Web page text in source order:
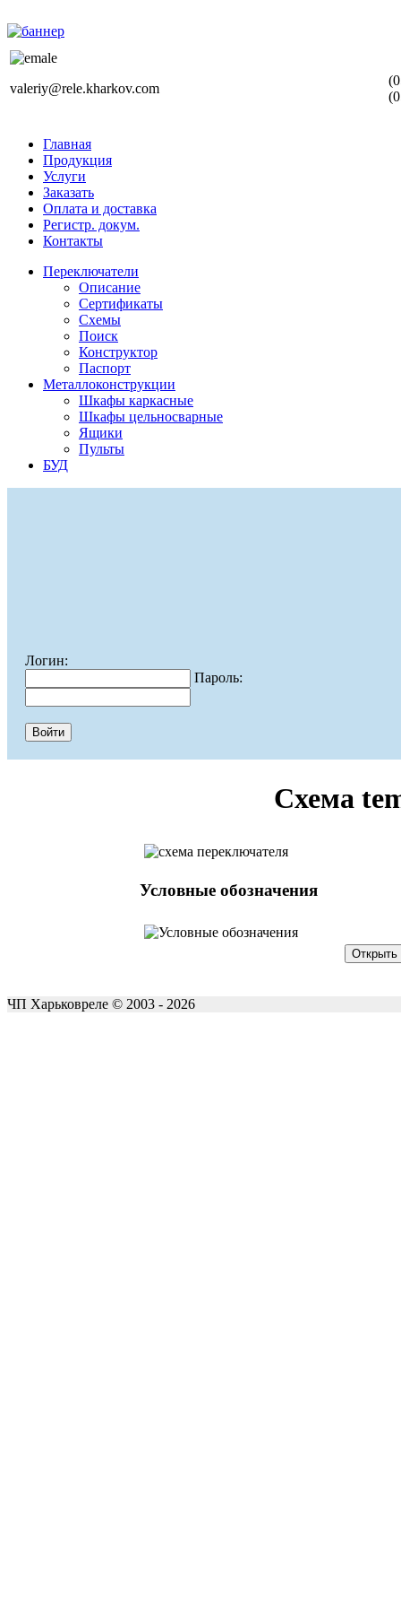
valeriy@rele.kharkov.com
Главная
Продукция
Услуги
Заказать
Оплата и доставка
Регистр. докум.
Контакты
Переключатели
Описание
Сертификаты
Схемы
Поиск
Конструктор
Паспорт
Металлоконструкции
Шкафы каркасные
Шкафы цельносварные
Ящики
Пульты
БУД
Логин:
Пароль:
Схема
Условные обозначения
ЧП Харьковреле © 2003 - 2026